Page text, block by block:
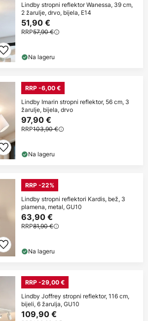
Lindby stropni reflektor Wanessa, 39 cm,
2 žarulje, drvo, bijela, E14
51,90 €
RRP57,90 €
Na lageru
RRP -6,00 €
Lindby Imarin stropni reflektor, 56 cm, 3
žarulje, bijela, drvo
97,90 €
RRP103,90 €
Na lageru
RRP -22%
Lindby stropni reflektori Kardis, bež, 3
plamena, metal, GU10
63,90 €
RRP81,90 €
Na lageru
RRP -29,00 €
Lindby Joffrey stropni reflektor, 116 cm,
bijeli, 6 žarulja, GU10
109,90 €